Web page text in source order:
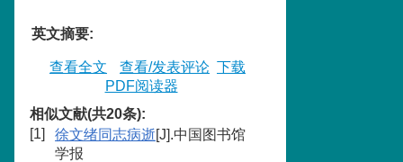
英文摘要:
查看全文 查看/发表评论 下载
PDF阅读器
相似文献(共20条):
[1]
徐文绪同志病逝[J].中国图书馆
学报